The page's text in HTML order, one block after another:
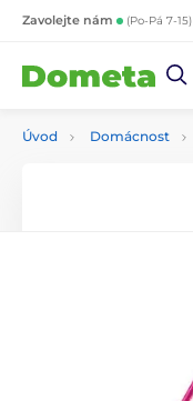
Zavolejte nám (Po-Pá 7-15)
Úvod Domácnost